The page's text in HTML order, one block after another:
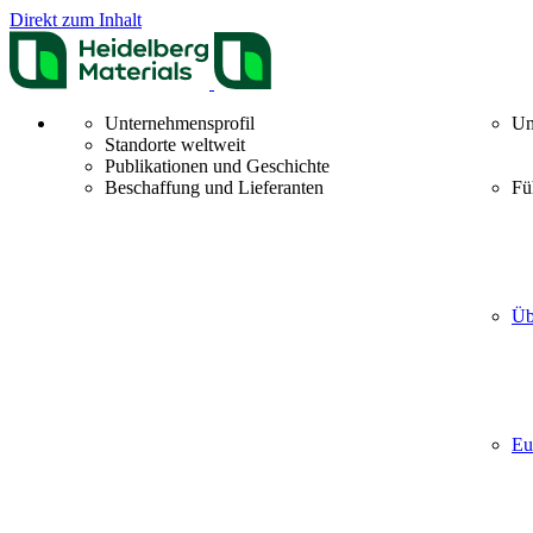
Direkt zum Inhalt
Unternehmensprofil
Standorte weltweit
Publikationen und Geschichte
Beschaffung und Lieferanten